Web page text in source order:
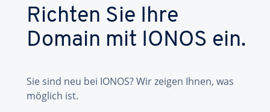
Richten Sie Ihre
Domain mit IONOS ein.
Sie sind neu bei IONOS? Wir zeigen Ihnen, was
möglich ist.